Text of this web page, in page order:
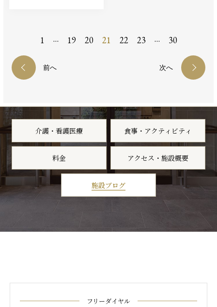
前へ
1 … 19 20 21 22 23 … 30
次へ
介護・看護医療 食事・アクティビティ
料金 アクセス・施設概要
施設ブログ
フリーダイヤル